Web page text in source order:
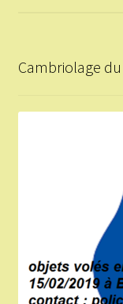
Cambriolage